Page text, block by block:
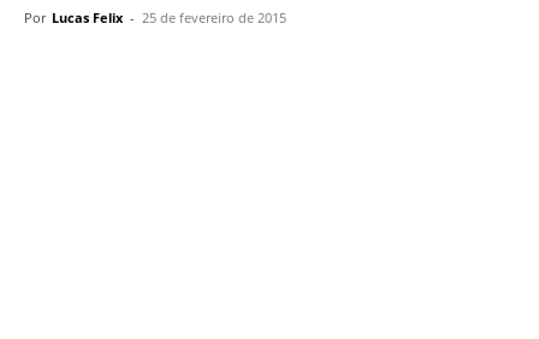
Por Lucas Felix - 25 de fevereiro de 2015